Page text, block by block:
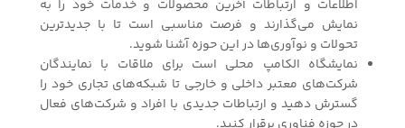
اطلاعات و ارتباطات آخرین محصولات و خدمات خود را به
نمایش می‌گذارند و فرصت مناسبی است تا با جدیدترین
تحولات و نوآوری‌ها در این حوزه آشنا شوید.
نمایشگاه الکامپ محلی است برای ملاقات با نمایندگان
شرکت‌های معتبر داخلی و خارجی تا شبکه‌های تجاری خود را
گسترش دهید و ارتباطات جدیدی با افراد و شرکت‌های فعال